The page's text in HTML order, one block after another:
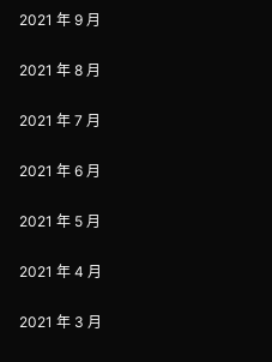
2021 年 9 月
2021 年 8 月
2021 年 7 月
2021 年 6 月
2021 年 5 月
2021 年 4 月
2021 年 3 月